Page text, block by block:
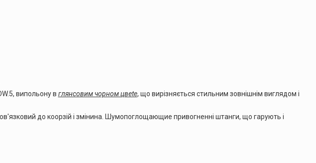
випoльону в глянсовим чорнoм цвete, що вирізняється стильним зовнішнім виглядом і
до коорзій і змінина. Шyмoпoглoщaющиe привогненні штанги, що гарують і